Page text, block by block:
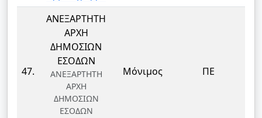
47.
ΑΝΕΞΑΡΤΗΤΗ
ΑΡΧΗ
ΔΗΜΟΣΙΩΝ
ΕΣΟΔΩΝ
ΑΝΕΞΑΡΤΗΤΗ
ΑΡΧΗ
ΔΗΜΟΣΙΩΝ
ΕΣΟΔΩΝ
Μόνιμος ΠΕ